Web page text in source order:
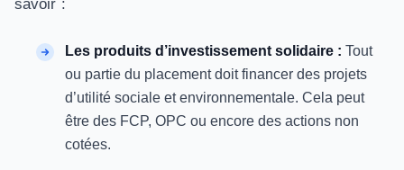
savoir :
Les produits d’investissement solidaire : Tout
ou partie du placement doit financer des projets
d’utilité sociale et environnementale. Cela peut
être des FCP, OPC ou encore des actions non
cotées.